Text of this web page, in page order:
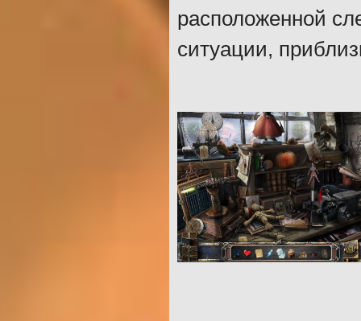
расположенной
ситуации,